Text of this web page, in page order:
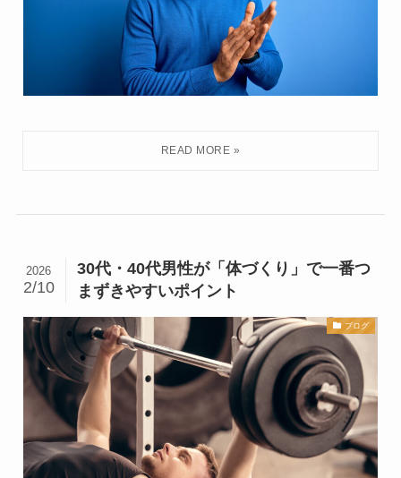
30代・40代男性が「体づくり」で一番つ
まずきやすいポイント
2026
2/10
ブログ